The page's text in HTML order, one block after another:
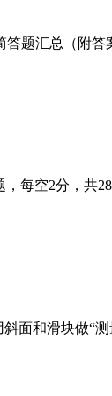
答题汇总（附答
每空2分，共
面和滑块做“